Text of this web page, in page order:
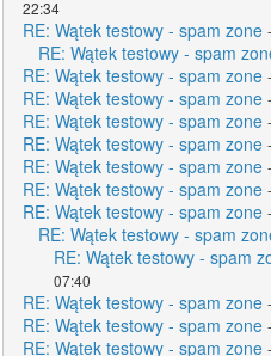
22:34
RE: Wątek testowy - spam zone
RE: Wątek testowy - spam
RE: Wątek testowy - spam zone
RE: Wątek testowy - spam zone
RE: Wątek testowy - spam zone
RE: Wątek testowy - spam zone
RE: Wątek testowy - spam zone
RE: Wątek testowy - spam zone
RE: Wątek testowy - spam zone
RE: Wątek testowy - spam
RE: Wątek testowy - spam
07:40
RE: Wątek testowy - spam zone
RE: Wątek testowy - spam zone
RE: Wątek testowy - spam zone